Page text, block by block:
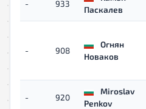
- 933
Паскалев
- 908
Огнян
Новаков
- 920
Miroslav
Penkov